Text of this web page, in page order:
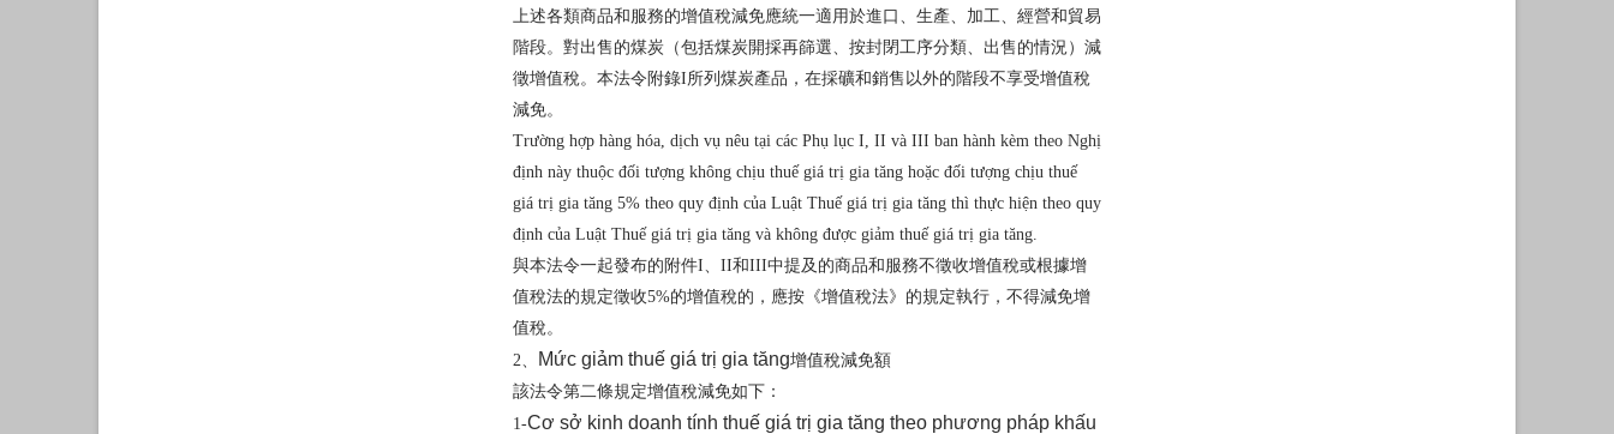
上述各類商品和服務的增值稅減免應統一適用於進口、生產、加工、經營和貿易
階段。對出售的煤炭（包括煤炭開採再篩選、按封閉工序分類、出售的情況）減
徵增值稅。本法令附錄I所列煤炭產品，在採礦和銷售以外的階段不享受增值稅
減免。
Trường hợp hàng hóa, dịch vụ nêu tại các Phụ lục I, II và III ban hành kèm theo Nghị
định này thuộc đối tượng không chịu thuế giá trị gia tăng hoặc đối tượng chịu thuế
giá trị gia tăng 5% theo quy định của Luật Thuế giá trị gia tăng thì thực hiện theo quy
định của Luật Thuế giá trị gia tăng và không được giảm thuế giá trị gia tăng.
與本法令一起發布的附件I、II和III中提及的商品和服務不徵收增值稅或根據增
值稅法的規定徵收5%的增值稅的，應按《增值稅法》的規定執行，不得減免增
值稅。
2、
Mức giảm thuế giá trị gia tăng增值稅減免額
該法令第二條規定增值稅減免如下：
1-Cơ sở kinh doanh tính thuế giá trị gia tăng theo phương pháp khấu